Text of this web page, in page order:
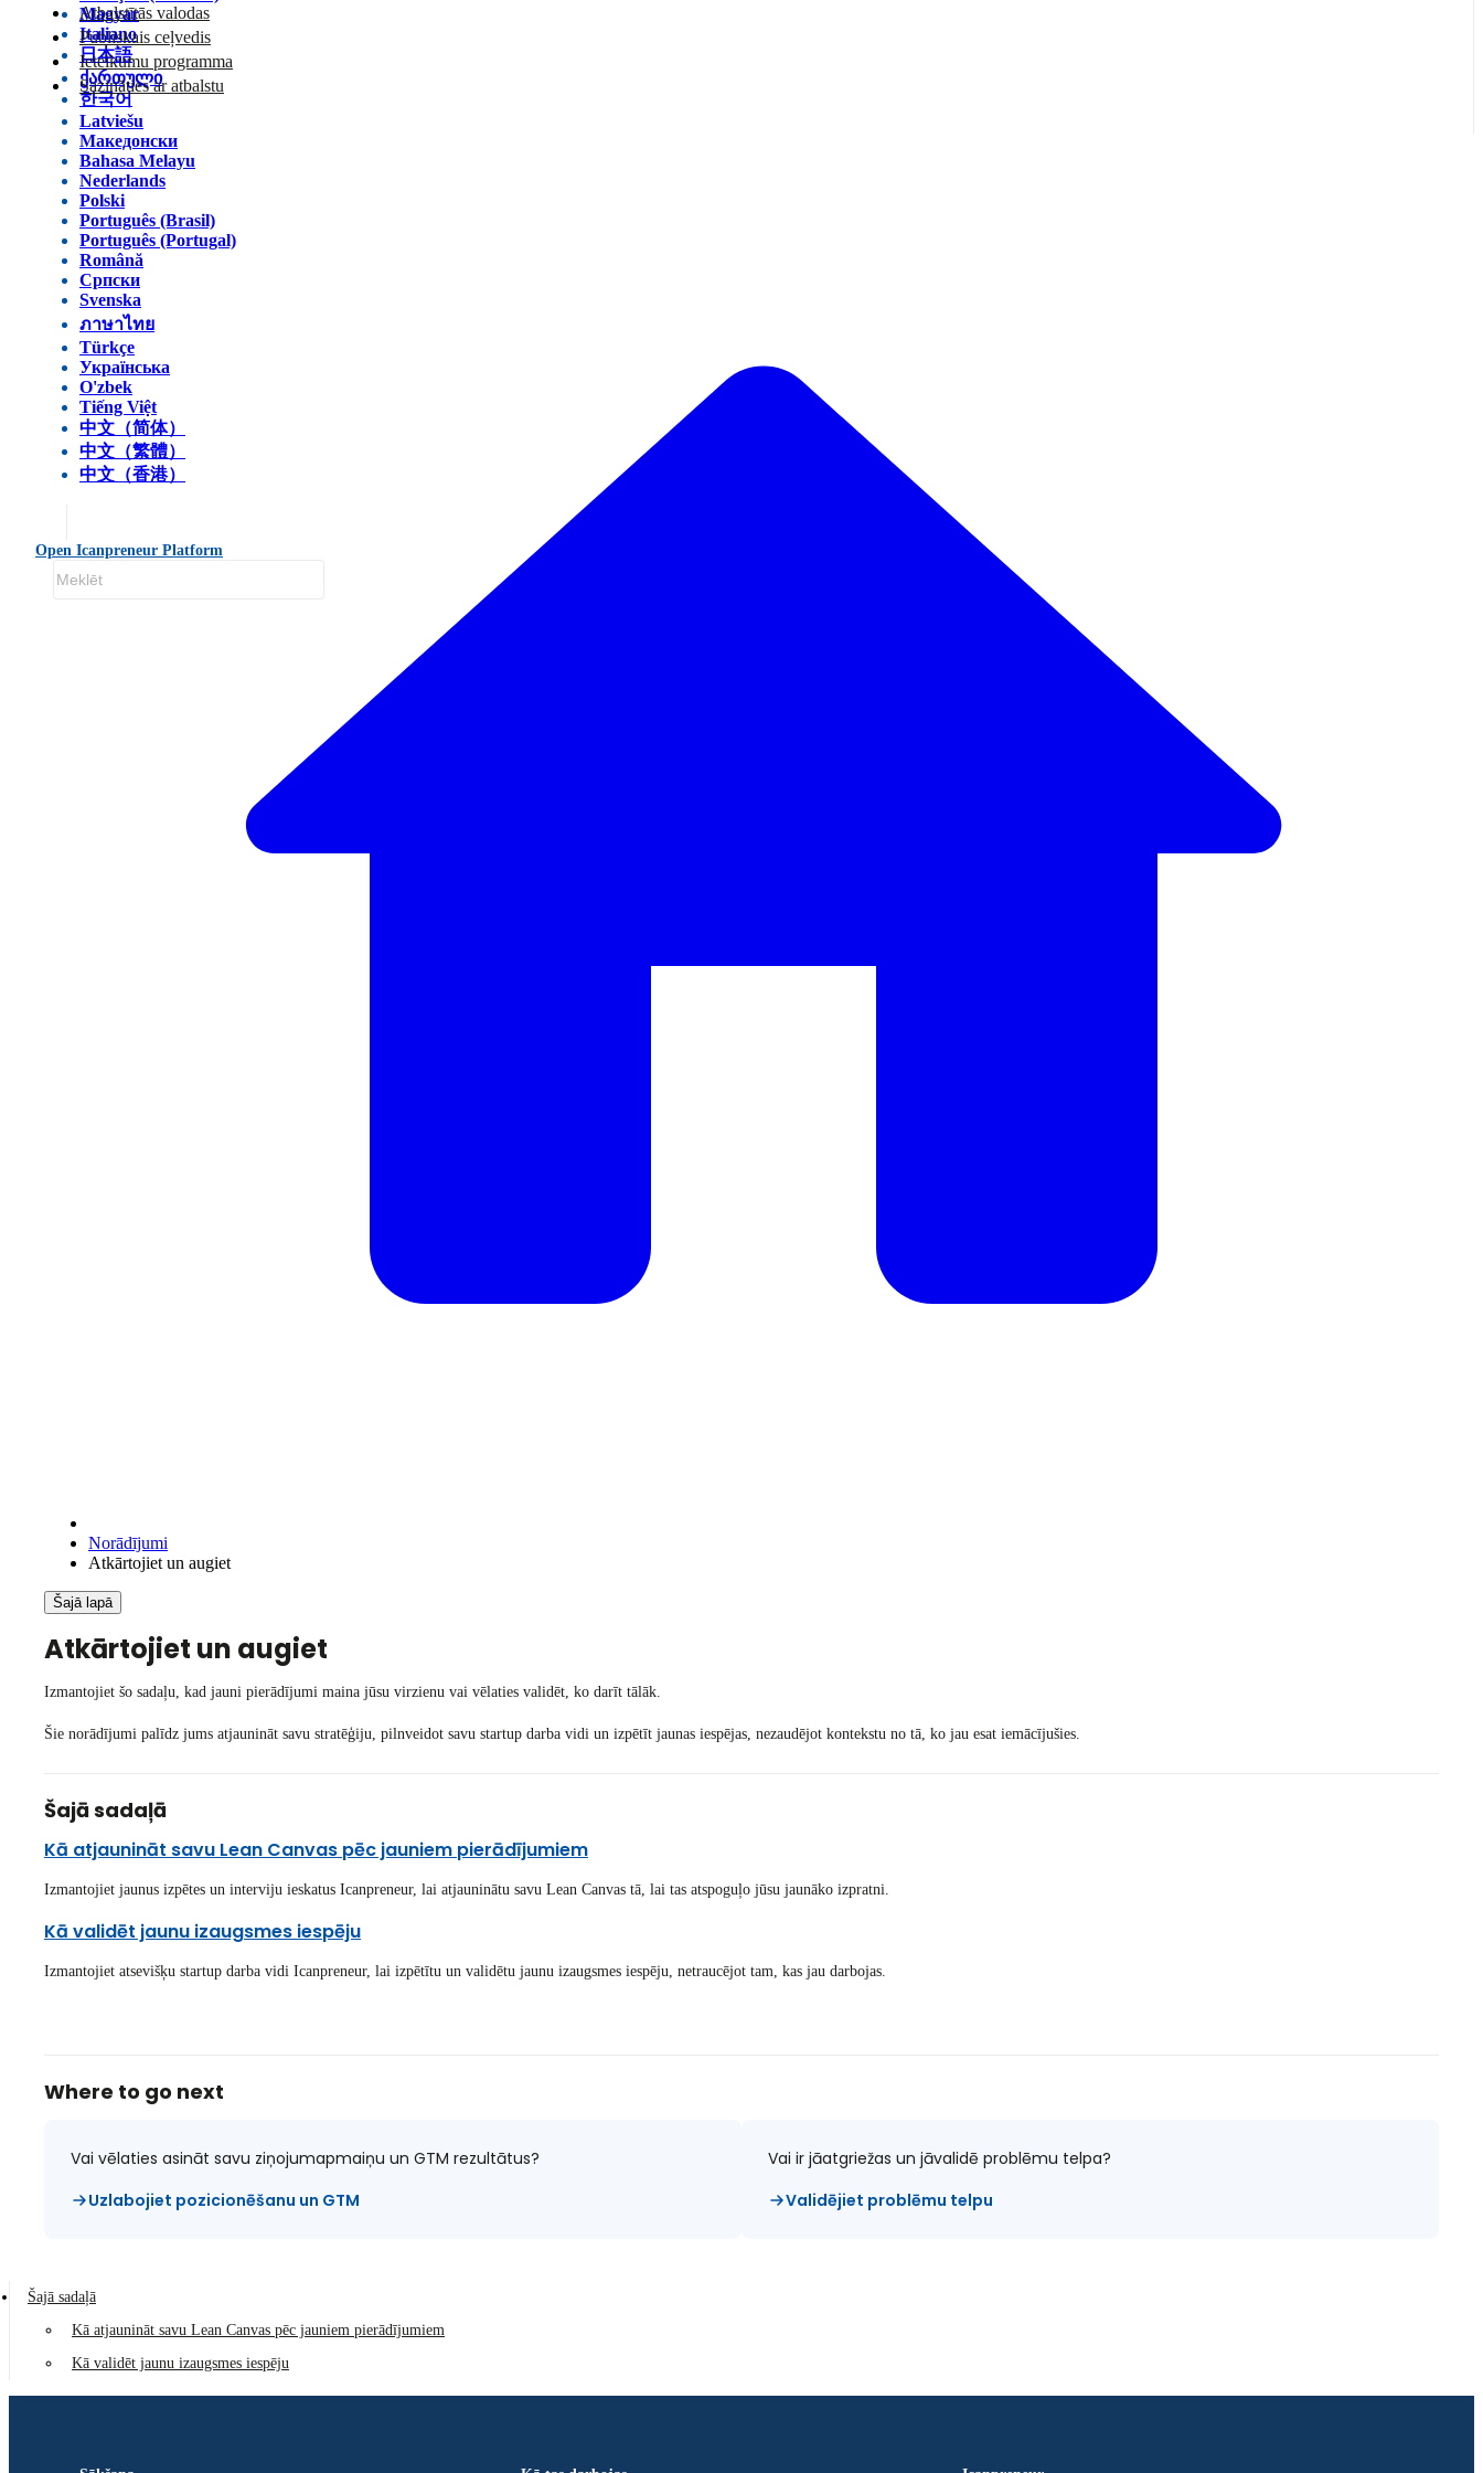
Magyar
Italiano
日本語
ქართული
한국어
Latviešu
Македонски
Bahasa Melayu
Nederlands
Polski
Português (Brasil)
Português (Portugal)
Română
Српски
Svenska
ภาษาไทย
Türkçe
Українська
O'zbek
Tiếng Việt
中文（简体）
中文（繁體）
中文（香港）
Open Icanpreneur Platform
Atbalstītās valodas
Publiskais ceļvedis
Ieteikumu programma
Sazināties ar atbalstu
Norādījumi
Atkārtojiet un augiet
Šajā lapā
Atkārtojiet un augiet
Izmantojiet šo sadaļu, kad jauni pierādījumi maina jūsu virzienu vai vēlaties validēt, ko darīt tālāk.
Šie norādījumi palīdz jums atjaunināt savu stratēģiju, pilnveidot savu startup darba vidi un izpētīt jaunas iespējas, nezaudējot kontekstu no tā, ko jau esat iemācījušies.
Šajā sadaļā
Kā atjaunināt savu Lean Canvas pēc jauniem pierādījumiem
Izmantojiet jaunus izpētes un interviju ieskatus Icanpreneur, lai atjauninātu savu Lean Canvas tā, lai tas atspoguļo jūsu jaunāko izpratni.
Kā validēt jaunu izaugsmes iespēju
Izmantojiet atsevišķu startup darba vidi Icanpreneur, lai izpētītu un validētu jaunu izaugsmes iespēju, netraucējot tam, kas jau darbojas.
Where to go next
Vai vēlaties asināt savu ziņojumapmaiņu un GTM rezultātus?
Uzlabojiet pozicionēšanu un GTM
Vai ir jāatgriežas un jāvalidē problēmu telpa?
Validējiet problēmu telpu
Šajā sadaļā
Kā atjaunināt savu Lean Canvas pēc jauniem pierādījumiem
Kā validēt jaunu izaugsmes iespēju